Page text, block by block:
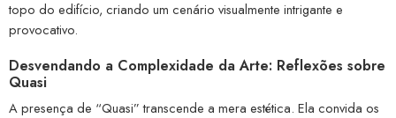
topo do edifício, criando um cenário visualmente intrigante e
provocativo.
Desvendando a Complexidade da Arte: Reflexões sobre
Quasi
A presença de “Quasi” transcende a mera estética. Ela convida os